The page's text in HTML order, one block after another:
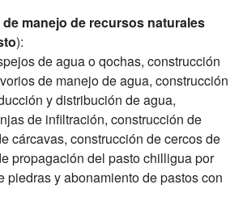
manejo de recursos naturales
):
de agua o qochas, construcción
de manejo de agua, construcción
y distribución de agua,
de infiltración, construcción de
cárcavas, construcción de cercos de
propagación del pasto chilligua por
piedras y abonamiento de pastos con